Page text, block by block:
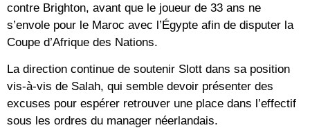
contre Brighton, avant que le joueur de 33 ans ne
s’envole pour le Maroc avec l’Égypte afin de disputer la
Coupe d’Afrique des Nations.
La direction continue de soutenir Slott dans sa position
vis-à-vis de Salah, qui semble devoir présenter des
excuses pour espérer retrouver une place dans l’effectif
sous les ordres du manager néerlandais.